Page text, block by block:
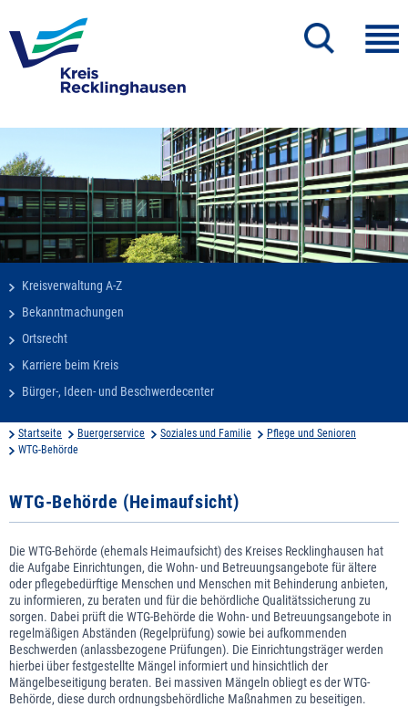
Kreisverwaltung A-Z
Bekanntmachungen
Ortsrecht
Karriere beim Kreis
Bürger-, Ideen- und Beschwerdecenter
Startseite Buergerservice Soziales und Familie
Pflege und Senioren
WTG-Behörde
WTG-Behörde (Heimaufsicht)
Die WTG-Behörde (ehemals Heimaufsicht) des Kreises Recklinghausen hat
die Aufgabe Einrichtungen, die Wohn- und Betreuungsangebote für ältere
oder pflegebedürftige Menschen und Menschen mit Behinderung anbieten,
zu informieren, zu beraten und für die behördliche Qualitätssicherung zu
sorgen. Dabei prüft die WTG-Behörde die Wohn- und Betreuungsangebote in
regelmäßigen Abständen (Regelprüfung) sowie bei aufkommenden
Beschwerden (anlassbezogene Prüfungen). Die Einrichtungsträger werden
hierbei über festgestellte Mängel informiert und hinsichtlich der
Mängelbeseitigung beraten. Bei massiven Mängeln obliegt es der WTG-
Behörde, diese durch ordnungsbehördliche Maßnahmen zu beseitigen.